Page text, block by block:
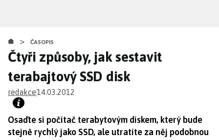
obsahu
> ČASOPIS
Čtyři způsoby, jak sestavit
terabajtový SSD disk
redakce14.03.2012
Osaďte si počítač terabytovým diskem, který bude
stejně rychlý jako SSD, ale utratíte za něj podobnou